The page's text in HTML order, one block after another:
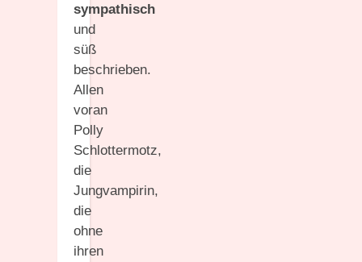
sympathisch
und
süß
beschrieben.
Allen
voran
Polly
Schlottermotz,
die
Jungvampirin,
die
ohne
ihren